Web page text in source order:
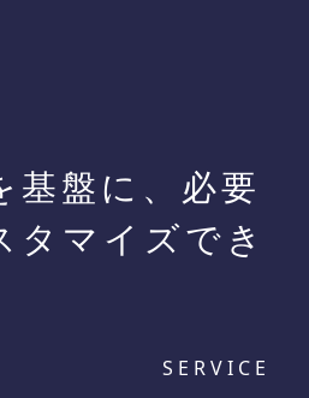
基盤に、必要
タマイズでき
SERVICE